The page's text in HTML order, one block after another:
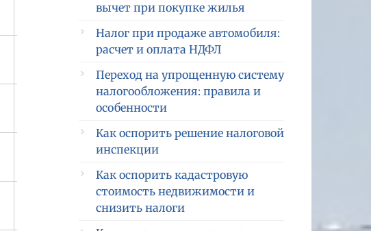
  76
  50 000
  76
   9 000
  68
   9 000
  51
  50 000
вычет при покупке жилья
Налог при продаже автомобиля:
расчет и оплата НДФЛ
Переход на упрощенную систему
налогообложения: правила и
особенности
Как оспорить решение налоговой
инспекции
Как оспорить кадастровую
стоимость недвижимости и
снизить налоги